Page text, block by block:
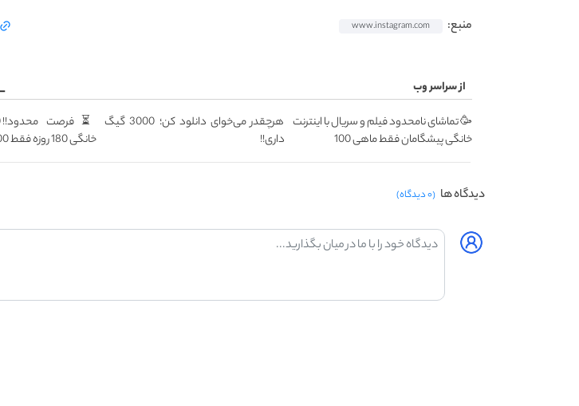
منبع: www.instagram.com
از سراسر وب
🥳 تماشای نامحدود فیلم و سریال با اینترنت
خانگی پیشگامان فقط ماهی 100
هرچقدر می‌خوای دانلود کن؛ 3000 گیگ
داری!!
خانگی 180 روزه فقط 600 هزارتومان!!
دیدگاه ها (۰ دیدگاه)